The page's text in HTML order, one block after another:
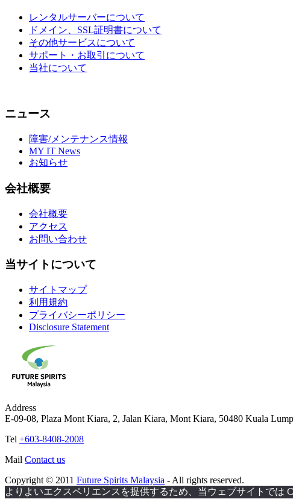
レンタルサーバーについて
ドメイン、SSL証明書について
その他サービスについて
サポート・お取引について
当社について
ニュース
障害/メンテナンス情報
MY IT News
お知らせ
会社概要
会社概要
アクセス
お問い合わせ
当サイトについて
サイトマップ
利用規約
プライバシーポリシー
Disclosure Statement
Address
E-09-08, Plaza Mont Kiara, 2, Jalan Kiara, Mont Kiara, 50480 Kuala
Tel +603-8408-2008
Mail Contact us
Copyright © 2011 Future Spirits Malaysia - All rights reserved.
よりよいエクスペリエンスを提供するため、当ウェブサイトでは